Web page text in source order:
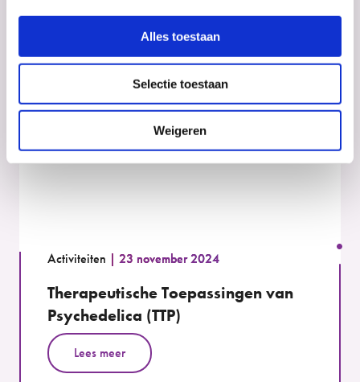
Alles toestaan
Selectie toestaan
Weigeren
Activiteiten 23 november 2024
Therapeutische Toepassingen van
Psychedelica (TTP)
Lees meer